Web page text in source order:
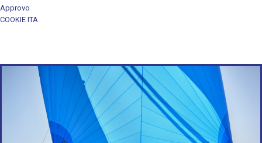
Approvo
COOKIE ITA